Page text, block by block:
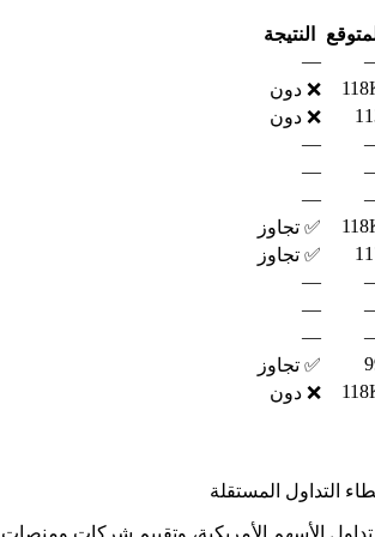
النتيجة
—
❌ دون
❌ دون
—
—
—
✅ تجاوز
✅ تجاوز
—
—
—
✅ تجاوز
❌ دون
التداول المستقلة